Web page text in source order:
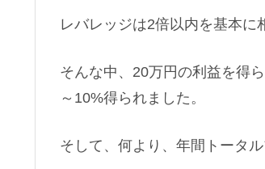
レバレッジは2倍以内を基本に
そんな中、20万円の利益を得
～10%得られました。
そして、何より、年間トータ